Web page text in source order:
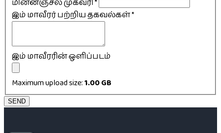
மின்னஞ்சல் முகவரி*
இம் மாவீரர் பற்றிய தகவல்கள்*
இம் மாவீரரின் ஒளிப்படம்
Maximum upload size:1.00 GB
SEND